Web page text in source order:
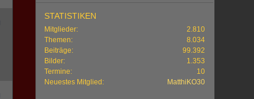
STATISTIKEN
Mitglieder
2.810
Themen
8.034
Beiträge
99.392
Bilder
1.353
Termine
10
Neuestes Mitglied
MatthiKO30